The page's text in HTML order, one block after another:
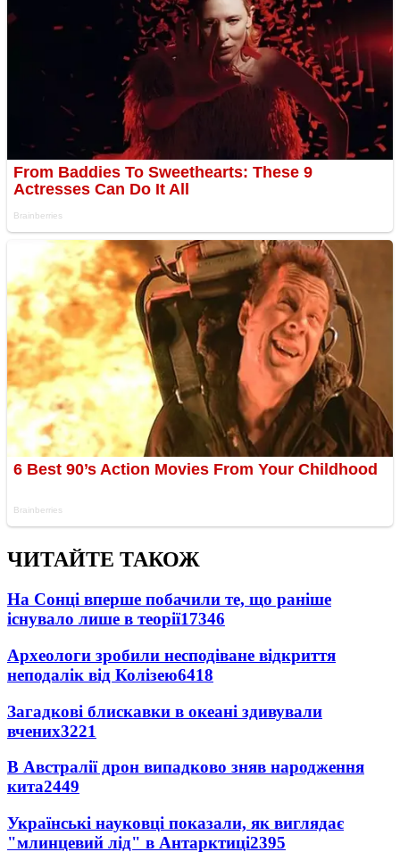
ЧИТАЙТЕ ТАКОЖ
На Сонці вперше побачили те, що раніше
існувало лише в теорії17346
Археологи зробили несподіване відкриття
неподалік від Колізею6418
Загадкові блискавки в океані здивували
вчених3221
В Австралії дрон випадково зняв народження
кита2449
Українські науковці показали, як виглядає
"млинцевий лід" в Антарктиці2395